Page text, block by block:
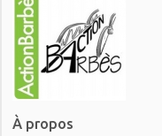
À propos